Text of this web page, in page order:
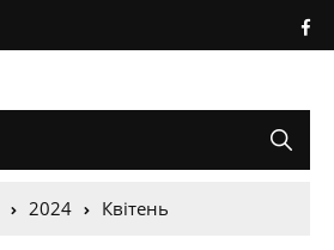
2024 Квітень